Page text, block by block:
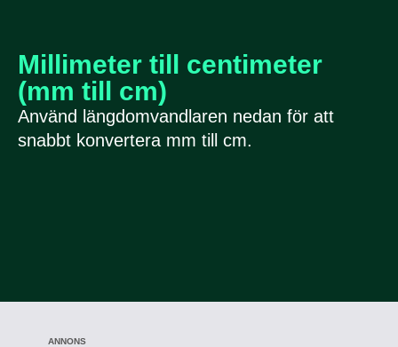
Millimeter till centimeter
(mm till cm)
Använd längdomvandlaren nedan för att
snabbt konvertera mm till cm.
ANNONS